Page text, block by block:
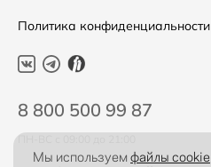
Политика конфиденциальности
8 800 500 99 87
ПН-ВС с 09:00 до 21:00
Мы используемфайлы cookie